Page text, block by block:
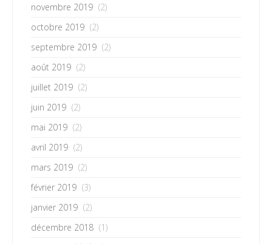
novembre 2019 (2)
octobre 2019 (2)
septembre 2019 (2)
août 2019 (2)
juillet 2019 (2)
juin 2019 (2)
mai 2019 (2)
avril 2019 (2)
mars 2019 (2)
février 2019 (3)
janvier 2019 (2)
décembre 2018 (1)